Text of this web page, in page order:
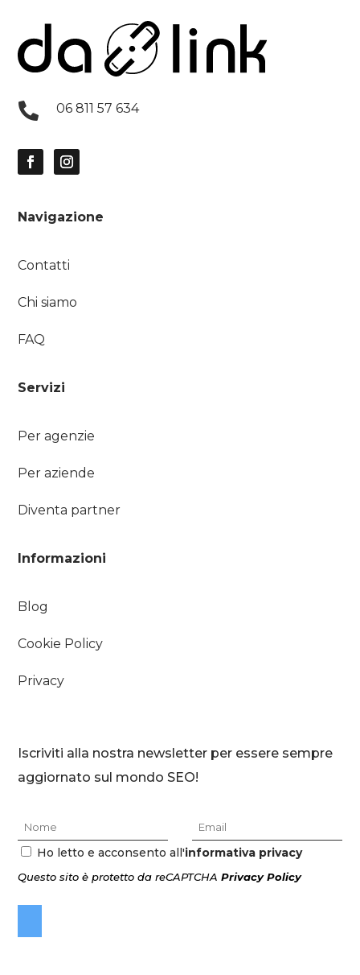
 06 811 57 634
Navigazione
Contatti
Chi siamo
FAQ
Servizi
Per agenzie
Per aziende
Diventa partner
Informazioni
Blog
Cookie Policy
Privacy
Iscriviti alla nostra newsletter per essere sempre
aggiornato sul mondo SEO!
Ho letto e acconsento all'informativa privacy
Questo sito è protetto da reCAPTCHAPrivacy Policy